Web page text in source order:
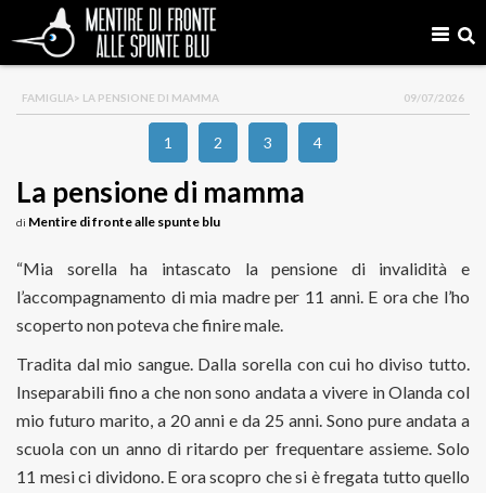
FAMIGLIA> LA PENSIONE DI MAMMA 09/07/2026
1 2 3 4
La pensione di mamma
di Mentire di fronte alle spunte blu
“Mia sorella ha intascato la pensione di invalidità e
l’accompagnamento di mia madre per 11 anni. E ora che l’ho
scoperto non poteva che finire male.
Tradita dal mio sangue. Dalla sorella con cui ho diviso tutto.
Inseparabili fino a che non sono andata a vivere in Olanda col
mio futuro marito, a 20 anni e da 25 anni. Sono pure andata a
scuola con un anno di ritardo per frequentare assieme. Solo
11 mesi ci dividono. E ora scopro che si è fregata tutto quello